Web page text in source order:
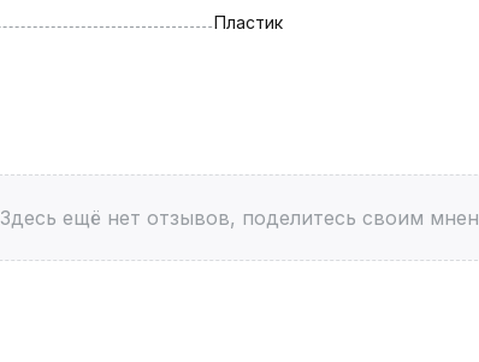
Пластик
Здесь ещё нет отзывов, поделитесь своим